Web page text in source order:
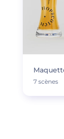
7 scènes